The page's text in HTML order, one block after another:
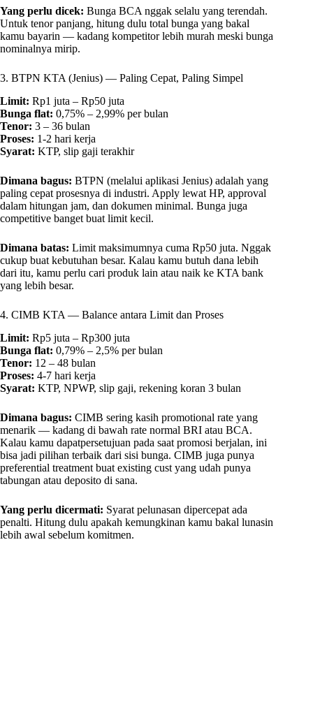
Yang perlu dicek: Bunga BCA nggak selalu yang terendah.
Untuk tenor panjang, hitung dulu total bunga yang bakal
kamu bayarin — kadang kompetitor lebih murah meski bunga
nominalnya mirip.
3. BTPN KTA (Jenius) — Paling Cepat, Paling Simpel
Limit: Rp1 juta – Rp50 juta
Bunga flat: 0,75% – 2,99% per bulan
Tenor: 3 – 36 bulan
Proses: 1-2 hari kerja
Syarat: KTP, slip gaji terakhir
Dimana bagus: BTPN (melalui aplikasi Jenius) adalah yang
paling cepat prosesnya di industri. Apply lewat HP, approval
dalam hitungan jam, dan dokumen minimal. Bunga juga
competitive banget buat limit kecil.
Dimana batas: Limit maksimumnya cuma Rp50 juta. Nggak
cukup buat kebutuhan besar. Kalau kamu butuh dana lebih
dari itu, kamu perlu cari produk lain atau naik ke KTA bank
yang lebih besar.
4. CIMB KTA — Balance antara Limit dan Proses
Limit: Rp5 juta – Rp300 juta
Bunga flat: 0,79% – 2,5% per bulan
Tenor: 12 – 48 bulan
Proses: 4-7 hari kerja
Syarat: KTP, NPWP, slip gaji, rekening koran 3 bulan
Dimana bagus: CIMB sering kasih promotional rate yang
menarik — kadang di bawah rate normal BRI atau BCA.
Kalau kamu dapatpersetujuan pada saat promosi berjalan, ini
bisa jadi pilihan terbaik dari sisi bunga. CIMB juga punya
preferential treatment buat existing cust yang udah punya
tabungan atau deposito di sana.
Yang perlu dicermati: Syarat pelunasan dipercepat ada
penalti. Hitung dulu apakah kemungkinan kamu bakal lunasin
lebih awal sebelum komitmen.